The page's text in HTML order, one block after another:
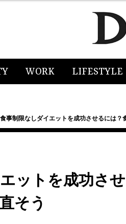
WORK LIFESTYLE
食事制限なしダイエットを成功させるには？
ットを成功さ
そう